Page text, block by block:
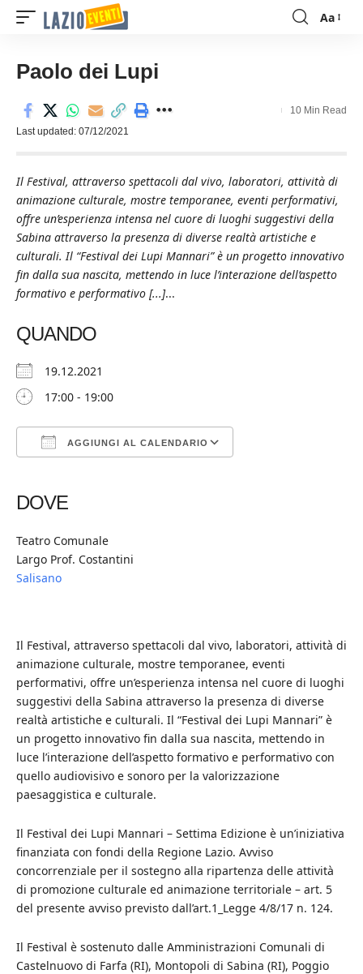
Font
Aa
Paolo dei Lupi
Last updated: 07/12/2021
10 Min Read
Il Festival, attraverso spettacoli dal vivo, laboratori, attività di
animazione culturale, mostre temporanee, eventi performativi,
offre un’esperienza intensa nel cuore di luoghi suggestivi della
Sabina attraverso la presenza di diverse realtà artistiche e
culturali. Il “Festival dei Lupi Mannari” è un progetto innovativo
fin dalla sua nascita, mettendo in luce l’interazione dell’aspetto
formativo e performativo [...]...
QUANDO
19.12.2021
17:00 - 19:00
AGGIUNGI AL CALENDARIO
DOVE
Teatro Comunale
Largo Prof. Costantini
Salisano
Il Festival, attraverso spettacoli dal vivo, laboratori, attività di
animazione culturale, mostre temporanee, eventi
performativi, offre un’esperienza intensa nel cuore di luoghi
suggestivi della Sabina attraverso la presenza di diverse
realtà artistiche e culturali. Il “Festival dei Lupi Mannari” è
un progetto innovativo fin dalla sua nascita, mettendo in
luce l’interazione dell’aspetto formativo e performativo con
quello audiovisivo e sonoro per la valorizzazione
paesaggistica e culturale.
Il Festival dei Lupi Mannari – Settima Edizione è un’iniziativa
finanziata con fondi della Regione Lazio. Avviso
concorrenziale per il sostegno alla ripartenza delle attività
di promozione culturale ed animazione territoriale – art. 5
del presente avviso previsto dall’art.1_Legge 4/8/17 n. 124.
Il Festival è sostenuto dalle Amministrazioni Comunali di
Castelnuovo di Farfa (RI), Montopoli di Sabina (RI), Poggio